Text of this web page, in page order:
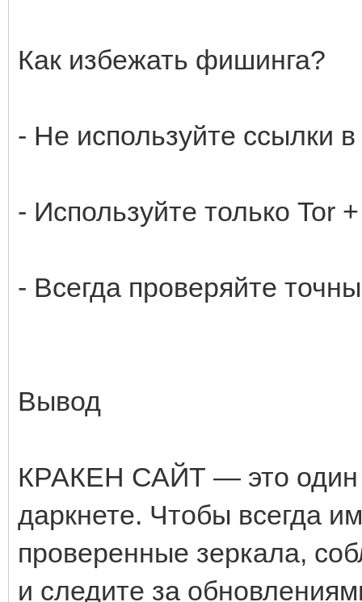
Как избежать фишинга?
- Не используйте ссылки
- Используйте только Tor
- Всегда проверяйте
Вывод
КРАКЕН САЙТ — это один
даркнете. Чтобы всегда
проверенные зеркала,
и следите за